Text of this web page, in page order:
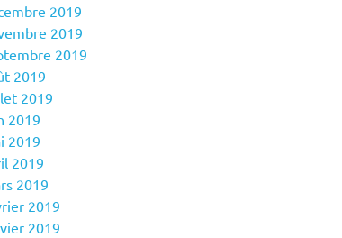
2019
2019
2019
2019
2019
2019
2019
2019
2019
2019
2019